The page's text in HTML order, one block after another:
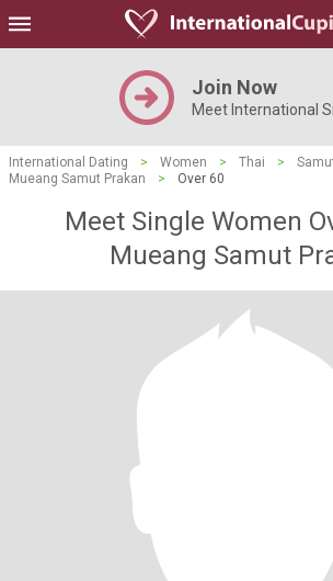
Join Now
Meet International
International Dating > Women > Thai >
Mueang Samut Prakan
> Over 60
Meet Single Women
Mueang Samut